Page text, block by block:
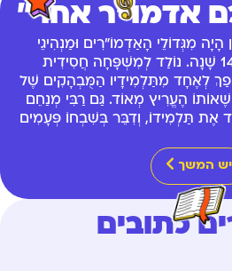
אדמו"ר אחר"
הָיָה מִגְּדוֹלֵי הָאַדְמוֹ"רִים וּמַנְהִיגֵי
הַחֲסִידוּת בְּפוֹלִין לִפְנֵי כְּ140 שָׁנָה. נוֹלַד לְמִשְׁפָּחָה חֲסִידִית
לְאֶחָד מִתַּלְמִידָיו הַמֻּבְהָקִים שֶׁל
הֶעֱרִיץ מְאוֹד. גַּם רַבִּי מְנַחֵם
אֶת תַּלְמִידוֹ, וְדִבֵּר בְּשִׁבְחוֹ פְּעָמִים
יש המשך
כתובים